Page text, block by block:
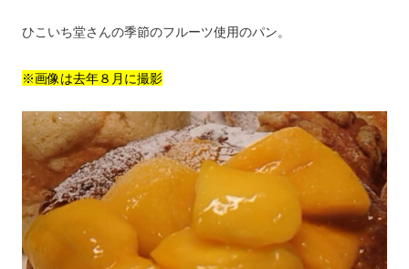
ひこいち堂さんの季節のフルーツ使用のパン。
※画像は去年８月に撮影